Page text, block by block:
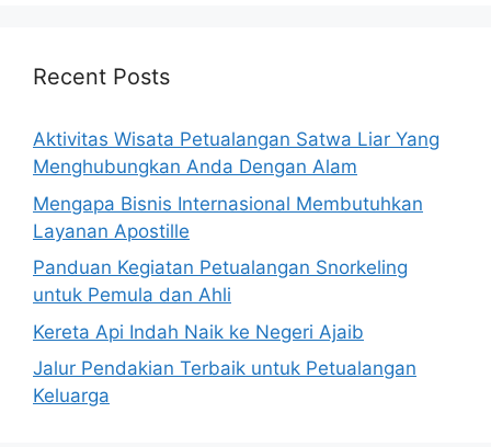
Recent Posts
Aktivitas Wisata Petualangan Satwa Liar Yang
Menghubungkan Anda Dengan Alam
Mengapa Bisnis Internasional Membutuhkan
Layanan Apostille
Panduan Kegiatan Petualangan Snorkeling
untuk Pemula dan Ahli
Kereta Api Indah Naik ke Negeri Ajaib
Jalur Pendakian Terbaik untuk Petualangan
Keluarga